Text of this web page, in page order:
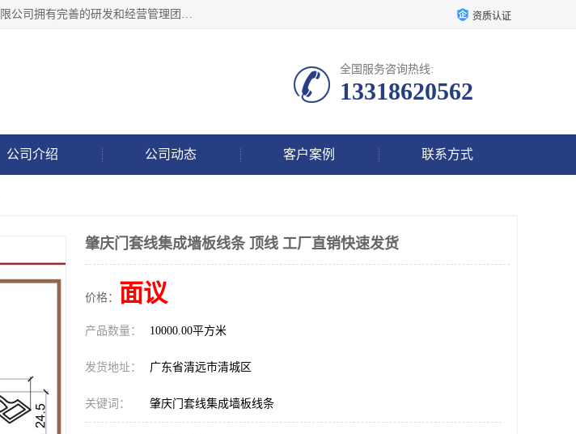
清远市鑫叶新型装饰材料有限公司批量供应：集成墙板等产品，清远市鑫叶新型装饰材料有限公司拥有完善的研发和经营管理团队，取得有70多项证书。不断让研发科技成果惠及全人类，用新材料保护自然资源，让人类生活居住健康与自然发展相和谐。全国统一热线电话：*。 资质认证
全国服务咨询热线:
13318620562
公司介绍 公司动态 客户案例 联系方式
肇庆门套线集成墙板线条 顶线 工厂直销快速发货
价格： 面议
产品数量： 10000.00平方米
发货地址： 广东省清远市清城区
关键词： 肇庆门套线集成墙板线条